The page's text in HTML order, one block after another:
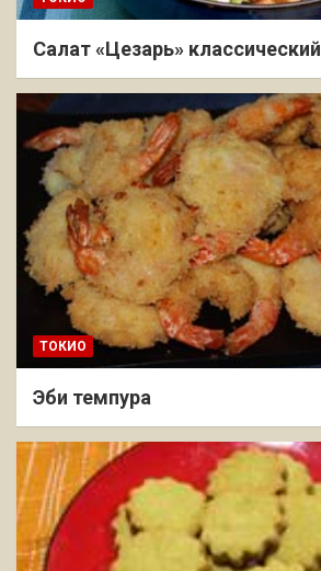
Салат «Цезарь» классический
ТОКИО
Эби темпура